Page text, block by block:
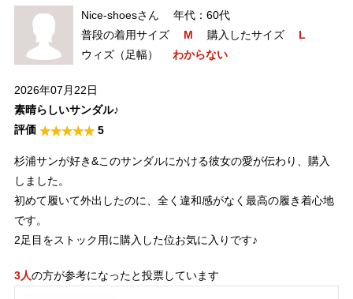
Nice-shoesさん
60代
普段の着用サイズ
M 購入したサイズ
L
ウィズ（足幅）
わからない
2026年07月22日
素晴らしいサンダル♪
5
杉浦サンが好き&このサンダルにかける彼女の愛が伝わり、購入
しました。
初めて履いて外出したのに、全く違和感がなく最高の履き着心地
です。
2足目をストック用に購入した位お気に入りです♪
3人の方が参考になったと投票しています